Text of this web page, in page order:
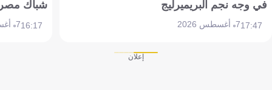
في وجه نجم البريميرليج
17:477 أغسطس 2026
شباك
16:177 أغسطس 2026
إعلان